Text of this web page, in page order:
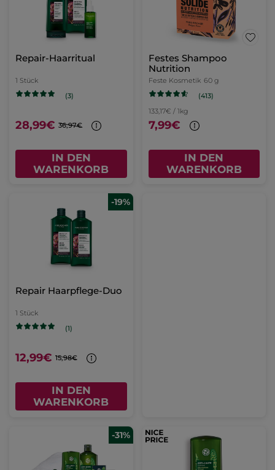
Repair-Haarritual
1 Stück
(3)
28,99€ 36,97€
IN DEN
WARENKORB
Festes Shampoo
Nutrition
Feste Kosmetik 60 g
(413)
133,17€ / 1kg
7,99€
IN DEN
WARENKORB
-19%
Repair Haarpflege-Duo
1 Stück
(1)
12,99€ 15,98€
IN DEN
WARENKORB
-31%